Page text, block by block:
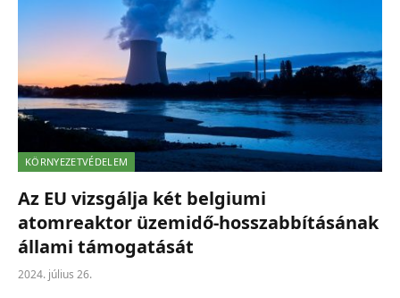
KÖRNYEZETVÉDELEM
Az EU vizsgálja két belgiumi
atomreaktor üzemidő-hosszabbításának
állami támogatását
2024. július 26.